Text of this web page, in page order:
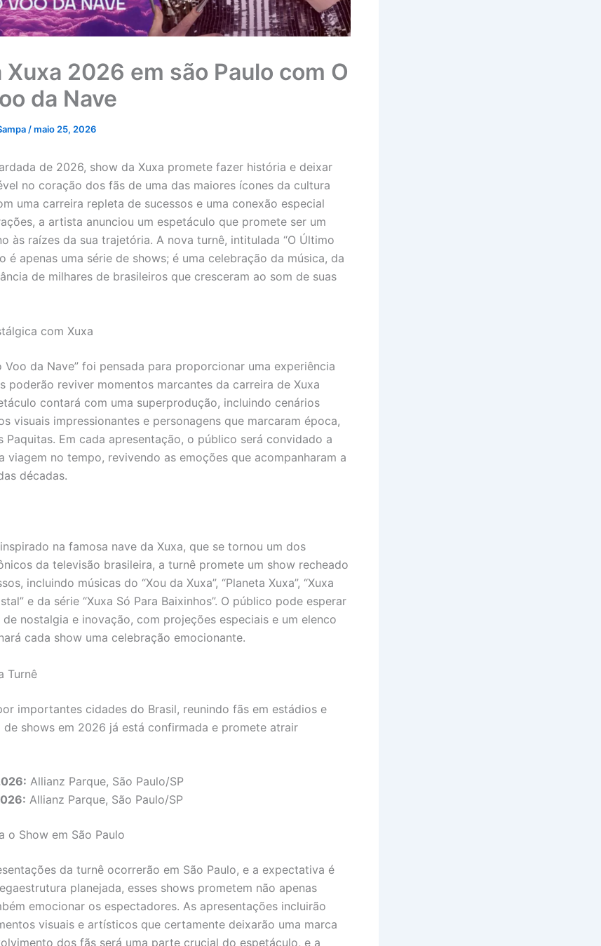
Xuxa 2026 em são Paulo com O
da Nave
/maio 25, 2026
de 2026, show da Xuxa promete fazer história e deixar
no coração dos fãs de uma das maiores ícones da cultura
uma carreira repleta de sucessos e uma conexão especial
a artista anunciou um espetáculo que promete ser um
às raízes da sua trajetória. A nova turnê, intitulada “O Último
é apenas uma série de shows; é uma celebração da música, da
de milhares de brasileiros que cresceram ao som de suas
com Xuxa
Voo da Nave” foi pensada para proporcionar uma experiência
poderão reviver momentos marcantes da carreira de Xuxa
contará com uma superprodução, incluindo cenários
visuais impressionantes e personagens que marcaram época,
Paquitas. Em cada apresentação, o público será convidado a
viagem no tempo, revivendo as emoções que acompanharam a
décadas.
na famosa nave da Xuxa, que se tornou um dos
da televisão brasileira, a turnê promete um show recheado
incluindo músicas do “Xou da Xuxa”, “Planeta Xuxa”, “Xuxa
e da série “Xuxa Só Para Baixinhos”. O público pode esperar
nostalgia e inovação, com projeções especiais e um elenco
cada show uma celebração emocionante.
Turnê
importantes cidades do Brasil, reunindo fãs em estádios e
de shows em 2026 já está confirmada e promete atrair
Allianz Parque, São Paulo/SP
Allianz Parque, São Paulo/SP
o Show em São Paulo
da turnê ocorrerão em São Paulo, e a expectativa é
planejada, esses shows prometem não apenas
emocionar os espectadores. As apresentações incluirão
visuais e artísticos que certamente deixarão uma marca
dos fãs será uma parte crucial do espetáculo, e a